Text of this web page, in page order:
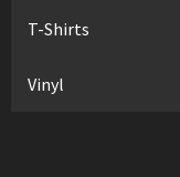
T-Shirts
Vinyl